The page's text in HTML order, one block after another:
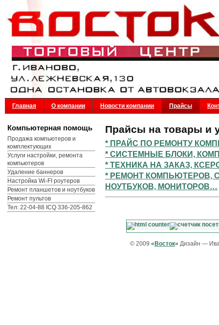
Главная О компании Новости компании Прайсы
Прайсы на товары и
* ПРАЙС ПО РЕМОНТУ
* СИСТЕМНЫЕ БЛОКИ,
* ТЕХНИКА НА ЗАКАЗ,
* РЕМОНТ КОМПЬЮТЕРОВ,
НОУТБУКОВ, МОНИТОРОВ…
Компьютерная помощь
Продажа компьютеров и
комплектующих
Услуги настройки, ремонта
компьютеров
Удаление баннеров
Настройка Wi-FI роутеров
Ремонт планшетов и ноутбуков
Ремонт пультов
Тел: 22-04-88 ICQ 336-205-862
© 2009 « Восток» Дизайн —